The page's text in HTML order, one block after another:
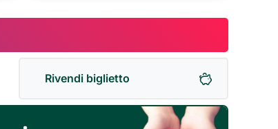
Rivendi biglietto